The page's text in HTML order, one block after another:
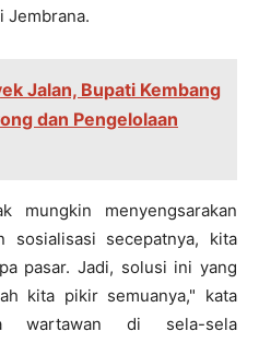
Jembrana.
Jalan, Bupati Kembang
dan Pengelolaan
mungkin menyengsarakan
sosialisasi secepatnya, kita
pasar. Jadi, solusi ini yang
kita pikir semuanya," kata
wartawan di sela-sela